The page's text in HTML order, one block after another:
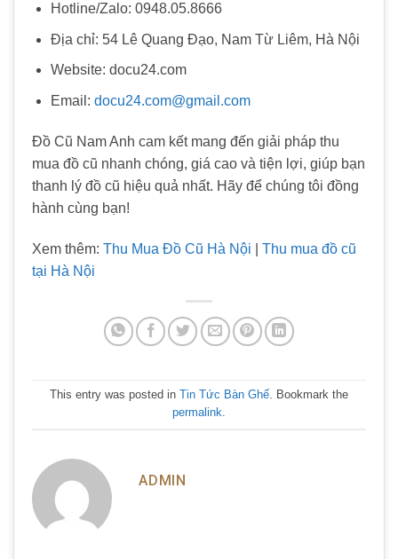
Hotline/Zalo: 0948.05.8666
Địa chỉ: 54 Lê Quang Đạo, Nam Từ Liêm, Hà Nội
Website: docu24.com
Email: docu24.com@gmail.com
Đồ Cũ Nam Anh cam kết mang đến giải pháp thu
mua đồ cũ nhanh chóng, giá cao và tiện lợi, giúp bạn
thanh lý đồ cũ hiệu quả nhất. Hãy để chúng tôi đồng
hành cùng bạn!
Xem thêm: Thu Mua Đồ Cũ Hà Nội
Thu mua đồ cũ
tại Hà Nội
This entry was posted in Tin Tức Bàn Ghế . Bookmark the
permalink
ADMIN